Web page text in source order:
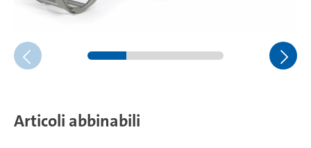
Articoli abbinabili